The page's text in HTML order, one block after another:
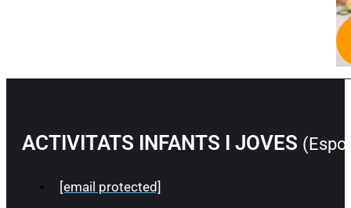
ACTIVITATS INFANTS I JOVES
[email protected]